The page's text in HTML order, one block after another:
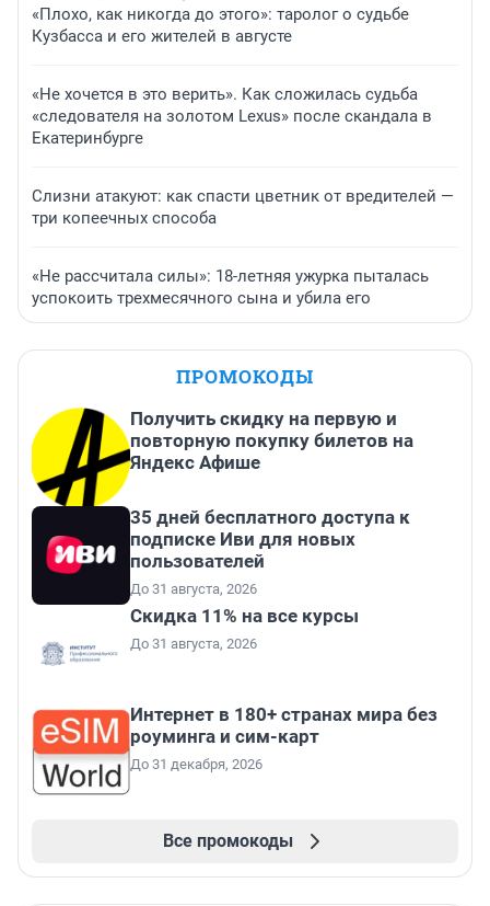
«Плохо, как никогда до этого»: таролог о судьбе
Кузбасса и его жителей в августе
«Не хочется в это верить». Как сложилась судьба
«следователя на золотом Lexus» после скандала в
Екатеринбурге
Слизни атакуют: как спасти цветник от вредителей —
три копеечных способа
«Не рассчитала силы»: 18-летняя ужурка пыталась
успокоить трехмесячного сына и убила его
ПРОМОКОДЫ
Получить скидку на первую и
повторную покупку билетов на
Яндекс Афише
35 дней бесплатного доступа к
подписке Иви для новых
пользователей
До 31 августа, 2026
Скидка 11% на все курсы
До 31 августа, 2026
Интернет в 180+ странах мира без
роуминга и сим-карт
До 31 декабря, 2026
Все промокоды